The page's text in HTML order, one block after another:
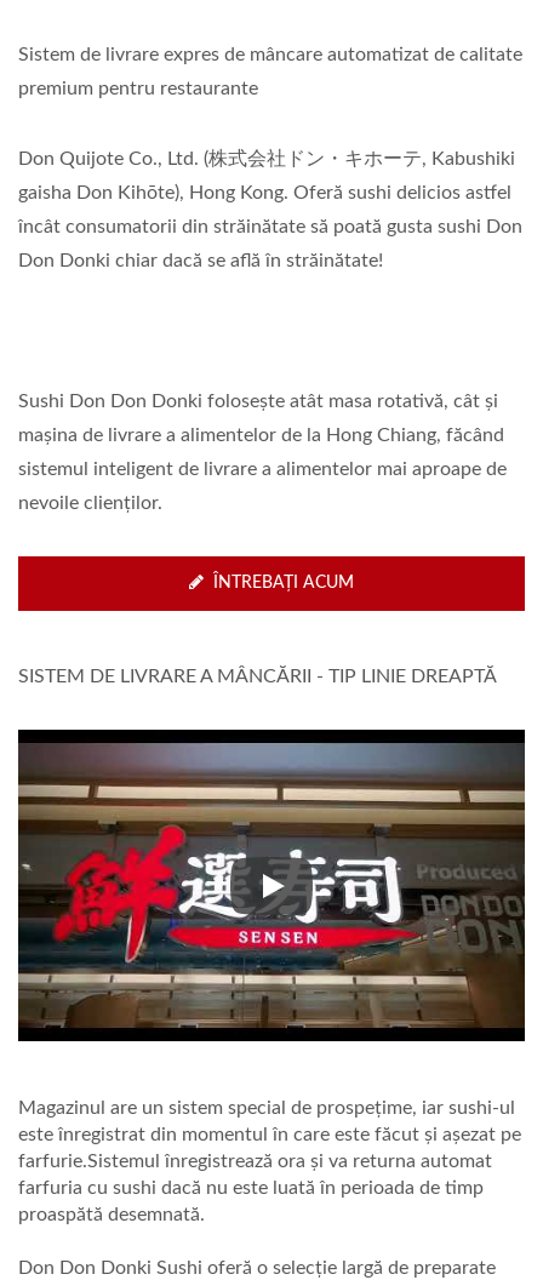
Sistem de livrare expres de mâncare automatizat de calitate
premium pentru restaurante
Don Quijote Co., Ltd. (株式会社ドン・キホーテ, Kabushiki
gaisha Don Kihōte), Hong Kong. Oferă sushi delicios astfel
încât consumatorii din străinătate să poată gusta sushi Don
Don Donki chiar dacă se află în străinătate!
Sushi Don Don Donki folosește atât masa rotativă, cât și
mașina de livrare a alimentelor de la Hong Chiang, făcând
sistemul inteligent de livrare a alimentelor mai aproape de
nevoile clienților.
ÎNTREBAȚI ACUM
SISTEM DE LIVRARE A MÂNCĂRII - TIP LINIE DREAPTĂ
SISTEM DE LIVRARE A
Magazinul are un sistem special de prospețime, iar sushi-ul
este înregistrat din momentul în care este făcut și așezat pe
farfurie.Sistemul înregistrează ora și va returna automat
farfuria cu sushi dacă nu este luată în perioada de timp
proaspătă desemnată.
Don Don Donki Sushi oferă o selecție largă de preparate